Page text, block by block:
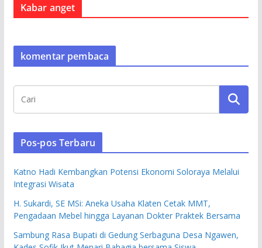
Kabar anget
komentar pembaca
Pos-pos Terbaru
Katno Hadi Kembangkan Potensi Ekonomi Soloraya Melalui
Integrasi Wisata
H. Sukardi, SE MSi: Aneka Usaha Klaten Cetak MMT,
Pengadaan Mebel hingga Layanan Dokter Praktek Bersama
Sambung Rasa Bupati di Gedung Serbaguna Desa Ngawen,